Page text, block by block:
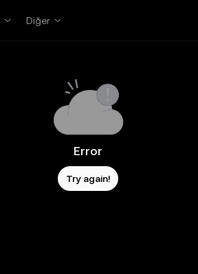
Diğer
Error
Try again!